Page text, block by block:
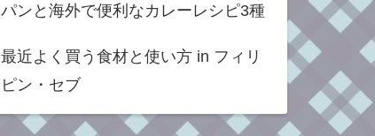
パンと海外で便利なカレーレシピ3種
最近よく買う食材と使い方 in フィリ
ピン・セブ